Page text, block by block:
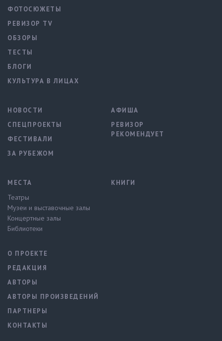
ФОТОСЮЖЕТЫ
РЕВИЗОР TV
ОБЗОРЫ
ТЕСТЫ
БЛОГИ
КУЛЬТУРА В ЛИЦАХ
НОВОСТИ
СПЕЦПРОЕКТЫ
ФЕСТИВАЛИ
ЗА РУБЕЖОМ
АФИША
РЕВИЗОР
РЕКОМЕНДУЕТ
МЕСТА
Театры
Музеи и выставочные залы
Концертные залы
Библиотеки
КНИГИ
О ПРОЕКТЕ
РЕДАКЦИЯ
АВТОРЫ
АВТОРЫ ПРОИЗВЕДЕНИЙ
ПАРТНЕРЫ
КОНТАКТЫ